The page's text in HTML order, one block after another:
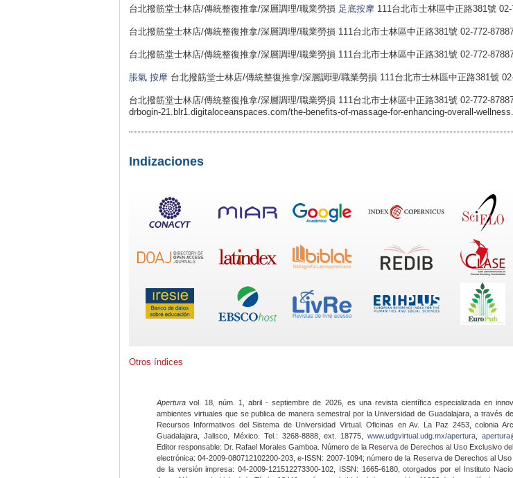
台北撥筋堂士林店/傳統整復推拿/深層調理/職業勞損 足底按摩 111台北市士林區中正路381號
台北撥筋堂士林店/傳統整復推拿/深層調理/職業勞損 111台北市士林區中正路381號 02-772-
台北撥筋堂士林店/傳統整復推拿/深層調理/職業勞損 111台北市士林區中正路381號 02-772-
脹氣 按摩 台北撥筋堂士林店/傳統整復推拿/深層調理/職業勞損 111台北市士林區中正路381號
台北撥筋堂士林店/傳統整復推拿/深層調理/職業勞損 111台北市士林區中正路381號 02-772-
drbogin-21.blr1.digitaloceanspaces.com/the-benefits-of-massage-for-enhancing-overall-
Indizaciones
Otros índices
Apertura vol. 18, núm. 1, abril - septiembre de 2026, es una revista científica especializada en
ambientes virtuales que se publica de manera semestral por la Universidad de Guadalajara, a través
Recursos Informativos del Sistema de Universidad Virtual. Oficinas en Av. La Paz 2453, colonia
Guadalajara, Jalisco, México. Tel.: 3268-8888, ext. 18775,www.udgvirtual.udg.mx/apertura
Editor responsable: Dr. Rafael Morales Gamboa. Número de la Reserva de Derechos al Uso Exclusivo
electrónica: 04-2009-080712102200-203, e-ISSN: 2007-1094; número de la Reserva de Derechos al
de la versión impresa: 04-2009-121512273300-102, ISSN: 1665-6180, otorgados por el Instituto